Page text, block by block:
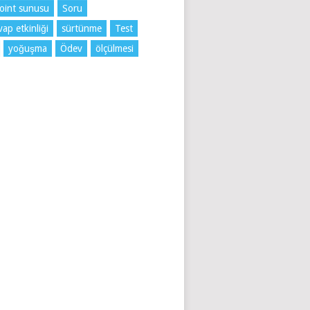
sunusu
Soru
etkinliği
sürtünme
Test
yoğuşma Ödev
ölçülmesi